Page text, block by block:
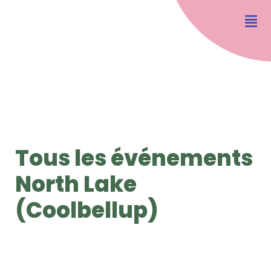
Tous les événements
North Lake
(Coolbellup)